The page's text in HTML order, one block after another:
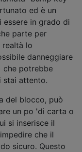
ed è un
in grado di
parte per
lo
danneggiare
che potrebbe
stai attento.
del blocco, può
un po 'di carta o
si inserisce il
che il
sicuro. Questo